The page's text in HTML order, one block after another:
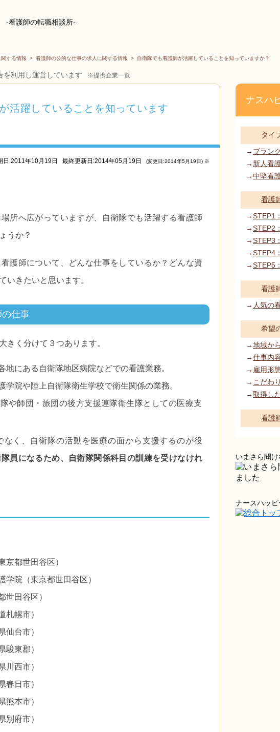
-看護師の転職相談所-
する情報 > 看護師の公的な仕事の求人に関する情報 > 自衛隊でも看護師が活躍していることを知っていますか？
を利用し運営しています ※提携企業一覧
活躍していることを知っています
日:2011年10月19日 最終更新日:2014年05月19日 (変更日:2014年5月19日) ※
所へ広がっていますが、自衛隊でも活躍する看護師
うか？
護師について、どんな仕事をしているか？どんな資
いきたいと思います。
の仕事
きく分けて３つあります。
地にある自衛隊地区病院などでの看護業務。
学院や陸上自衛隊衛生学校で衛生関係の業務。
や師団・旅団の後方支援連隊衛生隊としての医療支
なく、自衛隊の活動を医療の面から支援するのが役
員になるため、自衛隊関係科目の訓練を受けなけれ
京都世田谷区）
学院（東京都世田谷区）
世田谷区）
札幌市）
仙台市）
駿東郡）
川西市）
春日市）
熊本市）
別府市）
ナスハ
タイ
ブラン
新人看
中堅看
看護
STEP1
STEP2
STEP3
STEP4
STEP5
看護
人気の
希望
地域か
仕事内
雇用形
こだわ
取得し
看護
いまさら聞
ナースハッ